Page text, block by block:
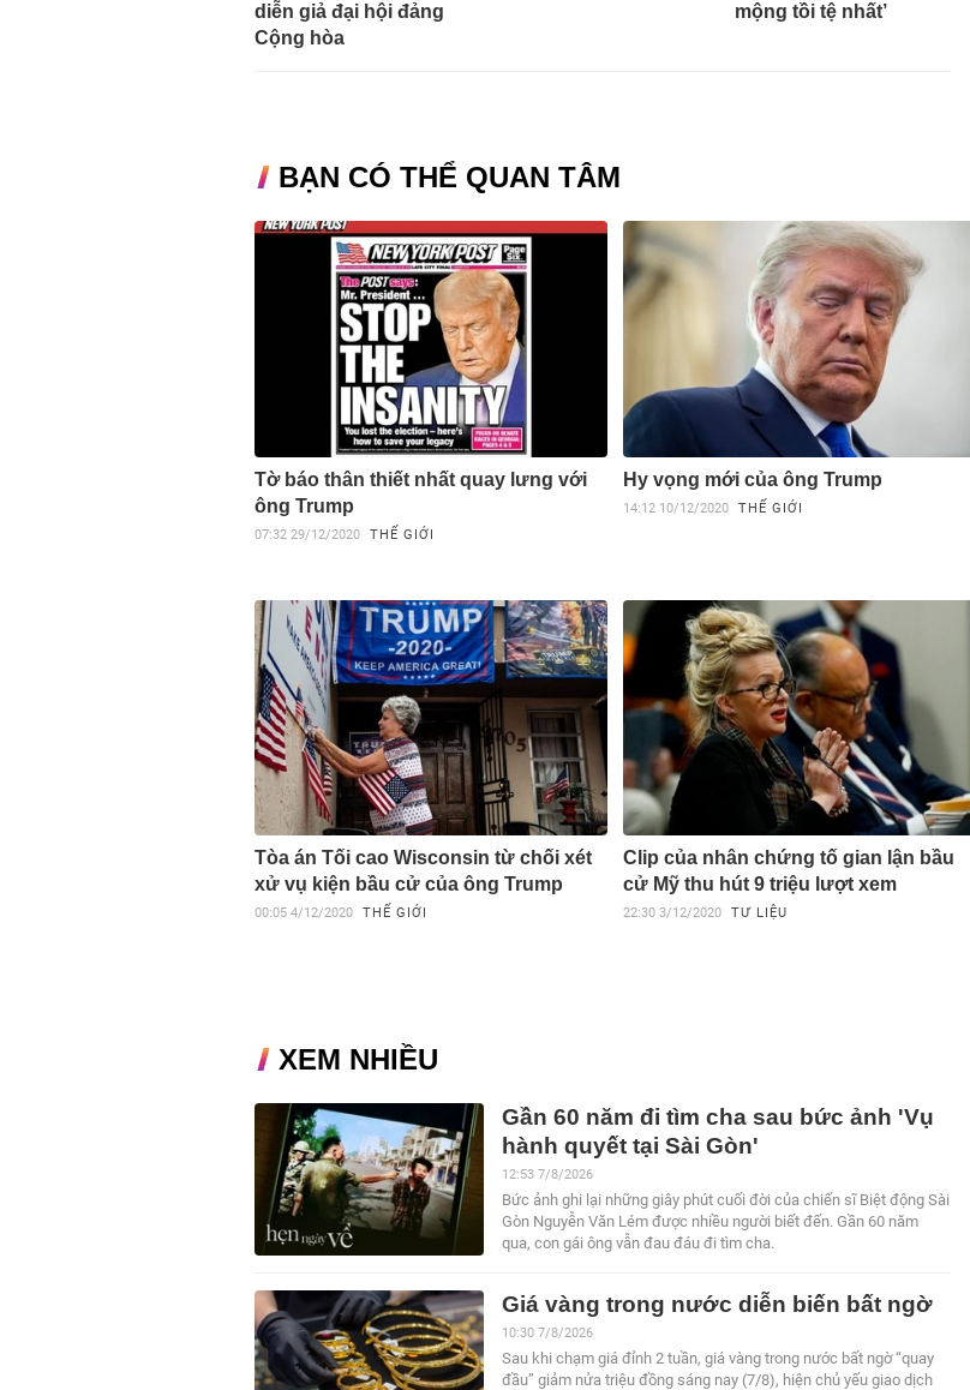
diễn giả đại hội đảng
Cộng hòa
mộng tồi tệ nhất’
BẠN CÓ THỂ QUAN TÂM
Tờ báo thân thiết nhất quay lưng với
ông Trump
07:32 29/12/2020 THẾ GIỚI
Hy vọng mới của ông Trump
14:12 10/12/2020 THẾ GIỚI
Tòa án Tối cao Wisconsin từ chối xét
xử vụ kiện bầu cử của ông Trump
00:05 4/12/2020 THẾ GIỚI
Clip của nhân chứng tố gian lận bầu
cử Mỹ thu hút 9 triệu lượt xem
22:30 3/12/2020 TƯ LIỆU
XEM NHIỀU
Gần 60 năm đi tìm cha sau bức ảnh 'Vụ
hành quyết tại Sài Gòn'
12:53 7/8/2026
Bức ảnh ghi lại những giây phút cuối đời của chiến sĩ Biệt động Sài
Gòn Nguyễn Văn Lém được nhiều người biết đến. Gần 60 năm
qua, con gái ông vẫn đau đáu đi tìm cha.
Giá vàng trong nước diễn biến bất ngờ
10:30 7/8/2026
Sau khi chạm giá đỉnh 2 tuần, giá vàng trong nước bất ngờ “quay
đầu” giảm nửa triệu đồng sáng nay (7/8), hiện chủ yếu giao dịch